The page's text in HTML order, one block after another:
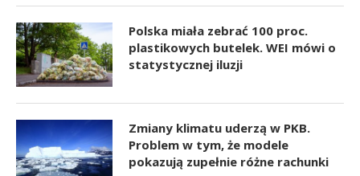
Polska miała zebrać 100 proc.
plastikowych butelek. WEI mówi o
statystycznej iluzji
Zmiany klimatu uderzą w PKB.
Problem w tym, że modele
pokazują zupełnie różne rachunki